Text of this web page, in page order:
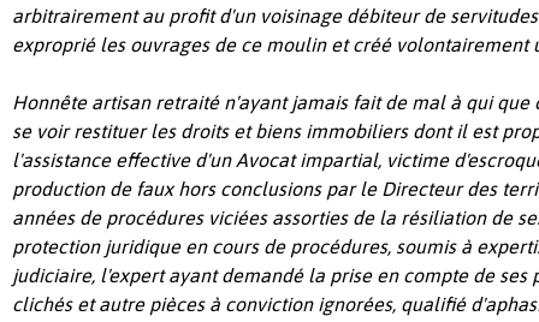
arbitrairement au profit d'un voisinage débiteur de
exproprié les ouvrages de ce moulin et créé volontairement
Honnête artisan retraité n'ayant jamais fait de mal à qui que
se voir restituer les droits et biens immobiliers dont il est
l'assistance effective d'un Avocat impartial, victime
production de faux hors conclusions par le Directeur des
années de procédures viciées assorties de la résiliation de
protection juridique en cours de procédures, soumis à
judiciaire, l'expert ayant demandé la prise en compte de ses
clichés et autre pièces à conviction ignorées, qualifié